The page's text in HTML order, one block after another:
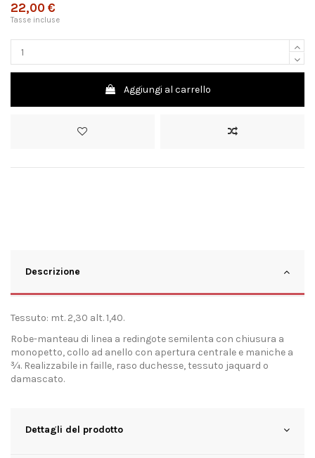
22,00 €
Tasse incluse
Aggiungi al carrello
Descrizione
Tessuto: mt. 2,30 alt. 1,40.
Robe-manteau di linea a redingote semilenta con chiusura a
monopetto, collo ad anello con apertura centrale e maniche a
¾. Realizzabile in faille, raso duchesse, tessuto jaquard o
damascato.
Dettagli del prodotto